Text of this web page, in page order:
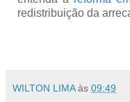
redistribuição da
WILTON LIMA às 09:49